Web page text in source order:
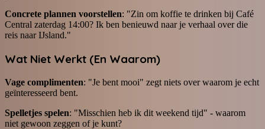
Concrete plannen voorstellen: "Zin om koffie te drinken bij Café
Central zaterdag 14:00? Ik ben benieuwd naar je verhaal over die
reis naar IJsland."
Wat Niet Werkt (En Waarom)
Vage complimenten: "Je bent mooi" zegt niets over waarom je echt
geïnteresseerd bent.
Spelletjes spelen: "Misschien heb ik dit weekend tijd" - waarom
niet gewoon zeggen of je kunt?